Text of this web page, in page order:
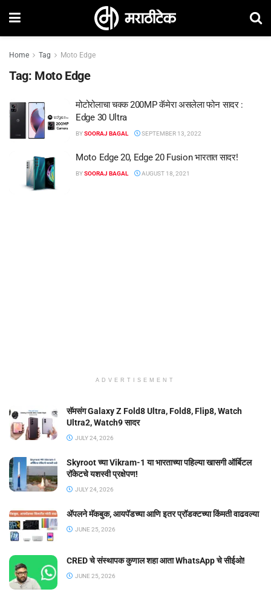
Home Tag Moto Edge
Tag: Moto Edge
मोटोरोलाचा चक्क 200MP कॅमेरा असलेला फोन सादर :
Edge 30 Ultra
BYSOORAJ BAGAL SEPTEMBER 13, 2022
Moto Edge 20, Edge 20 Fusion भारतात सादर!
BYSOORAJ BAGAL AUGUST 18, 2021
ADVERTISEMENT
सॅमसंग Galaxy Z Fold8 Ultra, Fold8, Flip8, Watch
Ultra2, Watch9 सादर
JULY 24, 2026
Skyroot च्या Vikram-1 या भारताच्या पहिल्या खासगी ऑर्बिटल
रॉकेटचे यशस्वी प्रक्षेपण!
JULY 24, 2026
ॲपलने मॅकबुक, आयपॅडच्या आणि इतर प्रॉडक्टच्या किंमती वाढवल्या
JUNE 25, 2026
CRED चे संस्थापक कुणाल शहा आता WhatsApp चे सीईओ!
JUNE 25, 2026